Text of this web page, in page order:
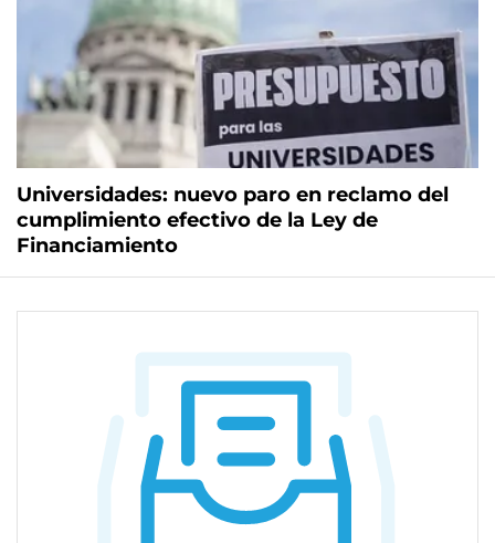
Universidades: nuevo paro en reclamo del
cumplimiento efectivo de la Ley de
Financiamiento